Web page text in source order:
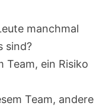
manchmal
sind?
Team, ein Risiko
Team, andere